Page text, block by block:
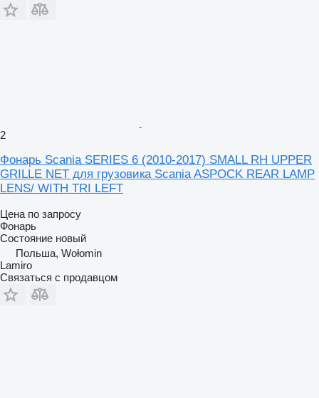
2
Фонарь Scania SERIES 6 (2010-2017) SMALL RH UPPER
GRILLE NET для грузовика Scania ASPOCK REAR LAMP
LENS/ WITH TRI LEFT
Цена по запросу
Фонарь
Состояние новый
Польша, Wołomin
Lamiro
Связаться с продавцом